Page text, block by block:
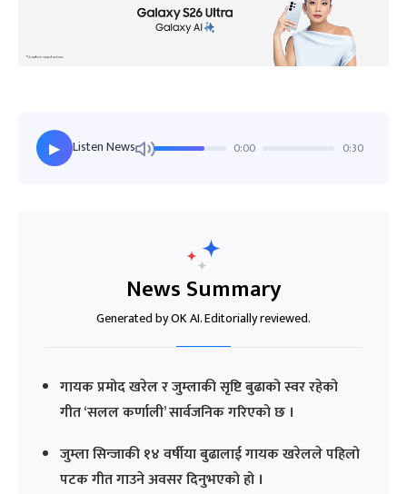
▶ Listen News 0:00 0:30
News Summary
Generated by OK AI. Editorially reviewed.
गायक प्रमोद खरेल र जुम्लाकी सृष्टि बुढाको स्वर रहेको
गीत ‘सलल कर्णाली’ सार्वजनिक गरिएको छ ।
जुम्ला सिन्जाकी १४ वर्षीया बुढालाई गायक खरेलले पहिलो
पटक गीत गाउने अवसर दिनुभएको हो ।